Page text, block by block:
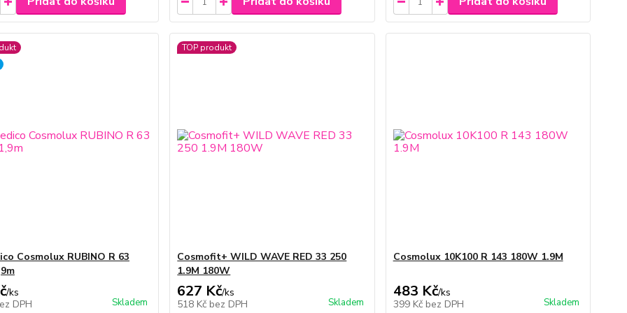
Cosmolux RUBINO R 63
/ks
DPH
Skladem
TOP produkt
Cosmofit+ WILD WAVE RED 33 250
1.9M 180W
627 Kč/ks
518 Kč bez DPH Skladem
Cosmolux 10K100 R 143 180W 1.9M
483 Kč/ks
399 Kč bez DPH Skladem